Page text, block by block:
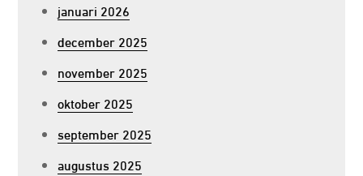
januari 2026
december 2025
november 2025
oktober 2025
september 2025
augustus 2025